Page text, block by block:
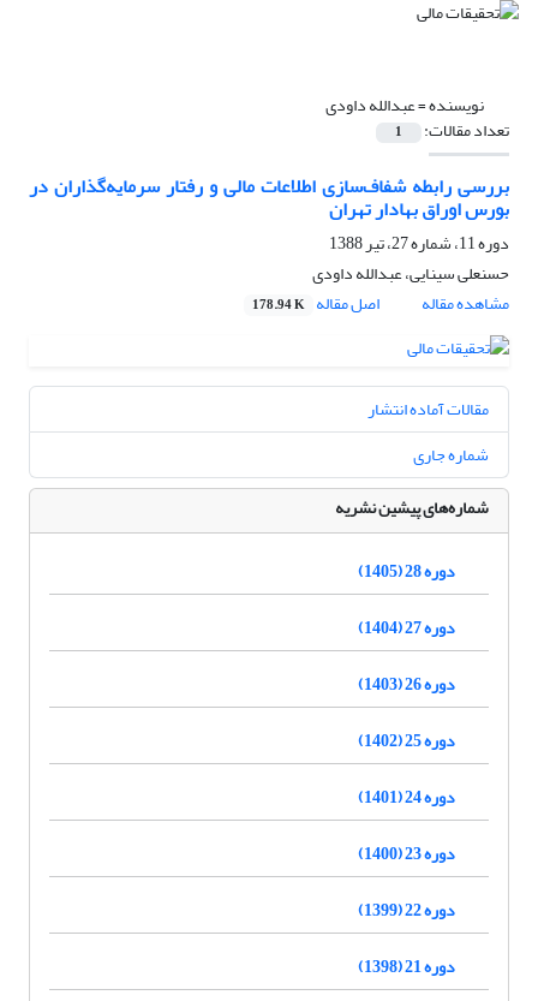
نویسنده =عبدالله داودی
تعداد مقالات: 1
بررسی رابطه شفاف‌سازی اطلاعات مالی و رفتار سرمایه‌گذاران در
بورس اوراق بهادار تهران
دوره 11، شماره 27، تیر 1388
حسنعلی سینایی، عبدالله داودی
مشاهده مقاله
اصل مقاله 178.94 K
مقالات آماده انتشار
شماره جاری
شماره‌های پیشین نشریه
دوره 28 (1405)
دوره 27 (1404)
دوره 26 (1403)
دوره 25 (1402)
دوره 24 (1401)
دوره 23 (1400)
دوره 22 (1399)
دوره 21 (1398)